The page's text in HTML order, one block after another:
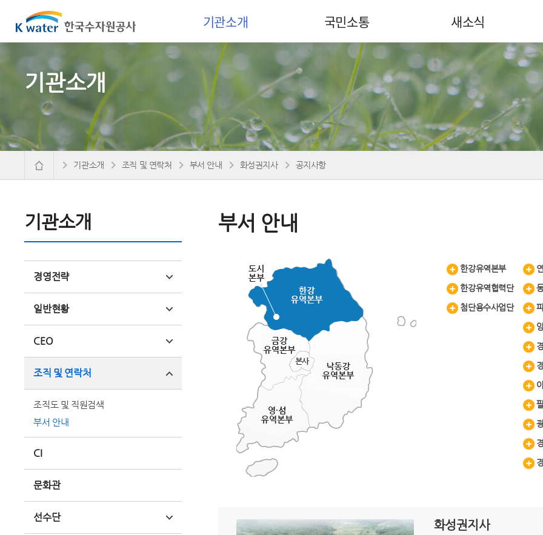
기관소개 국민소통 새소식
기관소개
기관소개
경영전략
일반현황
CEO
조직 및 연락처
조직도 및 직원검색
부서 안내
CI
문화관
선수단
기관소개 조직 및 연락처 부서 안내 화성권지사 공지사항
부서 안내
한강유역본부
한강유역협력단
첨단용수사업단
화성권지사